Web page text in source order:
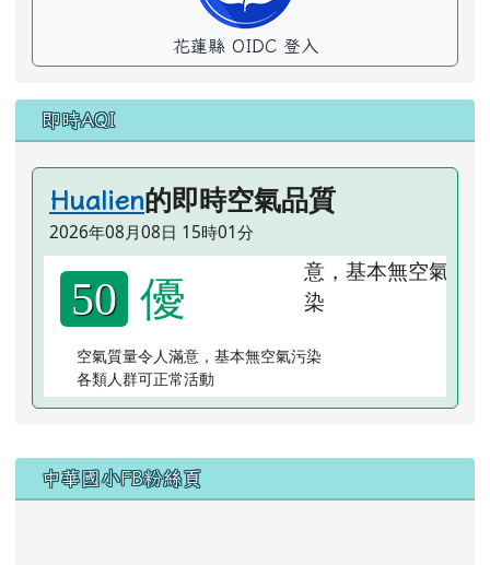
花蓮縣 OIDC 登入
即時AQI
Hualien的即時空氣品質
2026年08月08日 15時01分
50 優
空氣質量令人滿意，基本無空氣污染
各類人群可正常活動
右邊區域內容
中華國小FB粉絲頁